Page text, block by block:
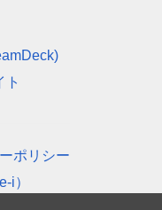
ト
ポリシー
i）